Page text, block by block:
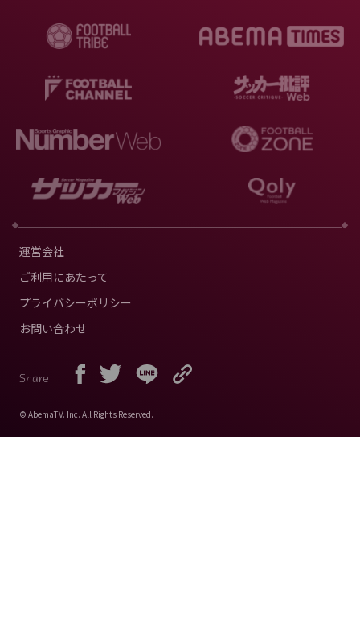
運営会社
ご利用にあたって
プライバシーポリシー
お問い合わせ
Share
© AbemaTV. Inc. All Rights Reserved.